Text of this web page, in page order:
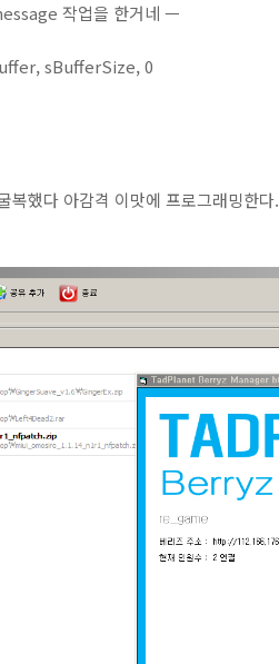
작업을 한거네 ㅡ
sBufferSize, 0
복했다 아감격 이맛에 프로그래밍한다.